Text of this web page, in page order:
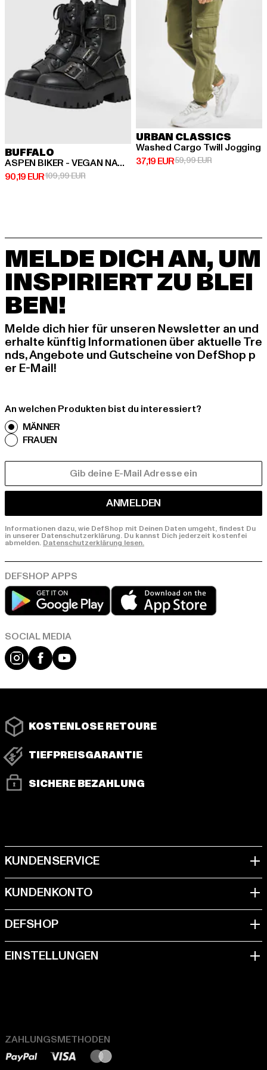
BUFFALO
ASPEN BIKER - VEGAN NAPPA
90,19 EUR
Derzeitiger Preis: 90,19 EUR
109,99 EURAktionspreis: 109,99 EUR
URBAN CLASSICS
Washed Cargo Twill Jogging
37,19 EUR
Derzeitiger Preis: 37,19 EUR
59,99 EURAktionspreis:
MELDE DICH AN, UM
INSPIRIERT ZU BLEI
BEN!
Melde dich hier für unseren Newsletter an und
erhalte künftig Informationen über aktuelle Tre
nds, Angebote und Gutscheine von DefShop p
er E-Mail!
An welchen Produkten bist du interessiert?
MÄNNER
FRAUEN
ANMELDEN
Informationen dazu, wie DefShop mit Deinen Daten umgeht, findest Du
in unserer Datenschutzerklärung. Du kannst Dich jederzeit kostenfei
abmelden. Datenschutzerklärung lesen.
Play market
App store
Instagram
FacebookYouTube
KOSTENLOSE RETOURE
TIEFPREISGARANTIE
SICHERE BEZAHLUNG
ZAHLUNGSMETHODEN